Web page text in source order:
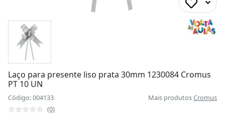
Laço para presente liso prata 30mm 1230084 Cromus
PT 10 UN
Código: 004133 Mais produtosCromus
(0)